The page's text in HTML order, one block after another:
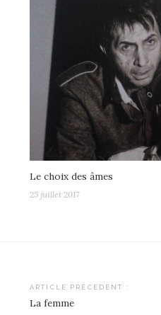
Le choix des âmes
25 juillet 2017
Navigation
ARTICLE PRÉCÉDENT :
La femme